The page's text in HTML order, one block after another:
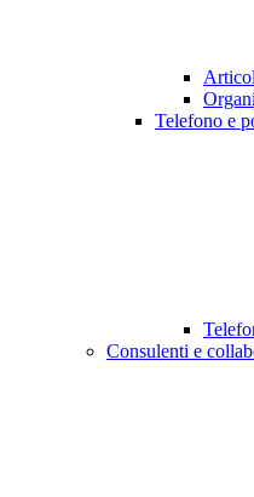
Telefono e
Consulenti e